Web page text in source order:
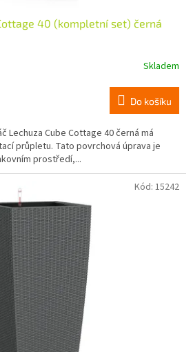
40 (kompletní set) černá
Skladem
Do košíku
Lechuza Cube Cottage 40 černá má
průpletu. Tato povrchová úprava je
prostředí,...
Kód: 15242